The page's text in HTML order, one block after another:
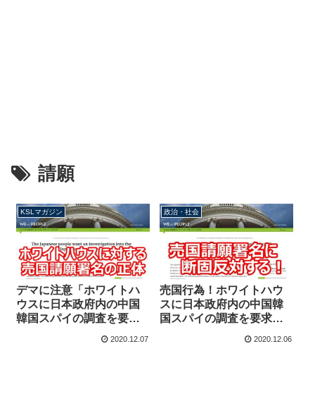
請願
KSLマガジン
デマに注意「ホワイトハ
ウスに日本政府内の中国
韓国スパイの調査を要求
願署名サイトの正体と作
2020.12.07
政治・社会
売国行為！ホワイトハウ
スに日本政府内の中国韓
国スパイの調査を要求す
権より危険な内政干渉
2020.12.06